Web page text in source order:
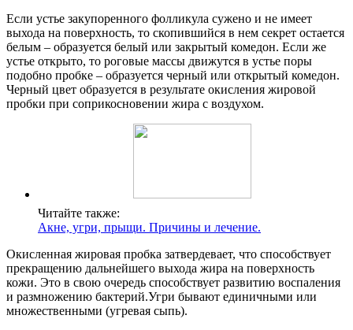
Если устье закупоренного фолликула сужено и не имеет
выхода на поверхность, то скопившийся в нем секрет остается
белым – образуется белый или закрытый комедон. Если же
устье открыто, то роговые массы движутся в устье поры
подобно пробке – образуется черный или открытый комедон.
Черный цвет образуется в результате окисления жировой
пробки при соприкосновении жира с воздухом.
Читайте также:
Акне, угри, прыщи. Причины и лечение.
Окисленная жировая пробка затвердевает, что способствует
прекращению дальнейшего выхода жира на поверхность
кожи. Это в свою очередь способствует развитию воспаления
и размножению бактерий.Угри бывают единичными или
множественными (угревая сыпь).